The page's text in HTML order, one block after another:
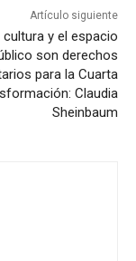
Artículo siguiente
cultura y el espacio
son derechos
para la Cuarta
Claudia
Sheinbaum